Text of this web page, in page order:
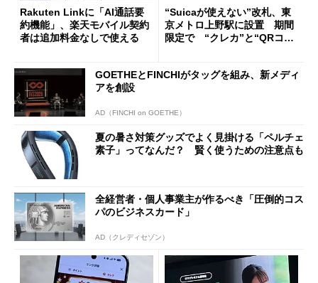
Rakuten Linkに「AI通話要
約機能」、楽天モバイル契約
者は追加料金なしで使える
“Suicaが使えない”改札、東
京メトロ上野駅に設置 期間
限定で “クレカ”と“QRコー
GOETHEとFINCHIがタッグを組み、新メディ
アを創設
AD（FINCHI on GOETHE）
夏の暑さ対策グッズでよく見掛ける「ペルチェ
素子」ってなんだ？ 賢く使うための注意点も
全経営者・個人事業主が作るべき「圧倒的コス
パのビジネスカード」
AD（クレディセゾン）